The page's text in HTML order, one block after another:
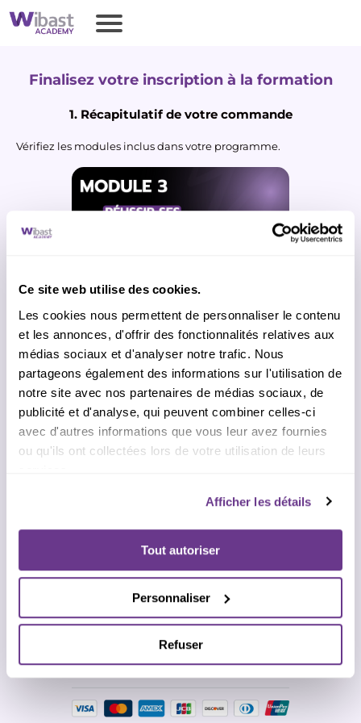
Ce site web utilise des cookies.
Les cookies nous permettent de personnaliser le contenu
et les annonces, d'offrir des fonctionnalités relatives aux
médias sociaux et d'analyser notre trafic. Nous
partageons également des informations sur l'utilisation de
notre site avec nos partenaires de médias sociaux, de
publicité et d'analyse, qui peuvent combiner celles-ci
avec d'autres informations que vous leur avez fournies
ou qu'ils ont collectées lors de votre utilisation de leurs
Afficher les détails
Tout autoriser
Personnaliser
Refuser
Finalisez votre inscription à la formation
1. Récapitulatif de votre commande
Vérifiez les modules inclus dans votre programme.
5.0 ⭐⭐⭐⭐⭐ (80 avis)
2. Vos informations de contact et d'accès
Ces informations nous permettent de vous envoyer vos
identifiants de connexion et votre facture. Nous ne
partageons pas vos informations.
3. Mode de règlement sécurisé
sera envoyée par email immédiatement après le paiement.
J'ai lu et j'accepte lesconditions générales de ventes
Besoin d'aide pour finaliser ?
Contactez-nous au+33 4 28 29 48 28ou par mail
contact@wibast-academy.com